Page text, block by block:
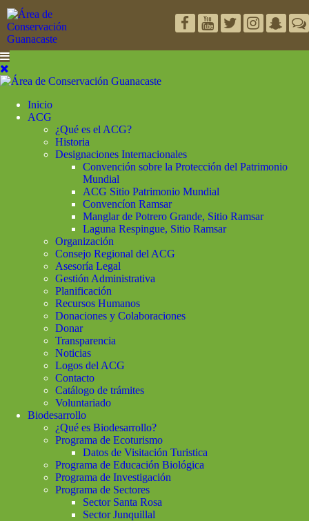
Inicio
ACG
¿Qué es el ACG?
Historia
Designaciones Internacionales
Convención sobre la Protección del Patrimonio
Mundial
ACG Sitio Patrimonio Mundial
Convencíon Ramsar
Manglar de Potrero Grande, Sitio Ramsar
Laguna Respingue, Sitio Ramsar
Organización
Consejo Regional del ACG
Asesoría Legal
Gestión Administrativa
Planificación
Recursos Humanos
Donaciones y Colaboraciones
Donar
Transparencia
Noticias
Logos del ACG
Contacto
Catálogo de trámites
Voluntariado
Biodesarrollo
¿Qué es Biodesarrollo?
Programa de Ecoturismo
Datos de Visitación Turistica
Programa de Educación Biológica
Programa de Investigación
Programa de Sectores
Sector Santa Rosa
Sector Junquillal